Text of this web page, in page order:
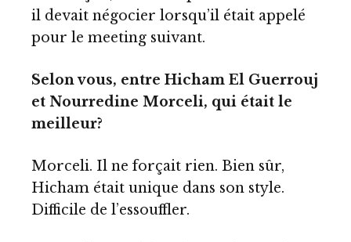
il devait négocier lorsqu’il était appelé
pour le meeting suivant.
Selon vous, entre Hicham El Guerrouj
et Nourredine Morceli, qui était le
meilleur?
Morceli. Il ne forçait rien. Bien sûr,
Hicham était unique dans son style.
Difficile de l’essouffler.